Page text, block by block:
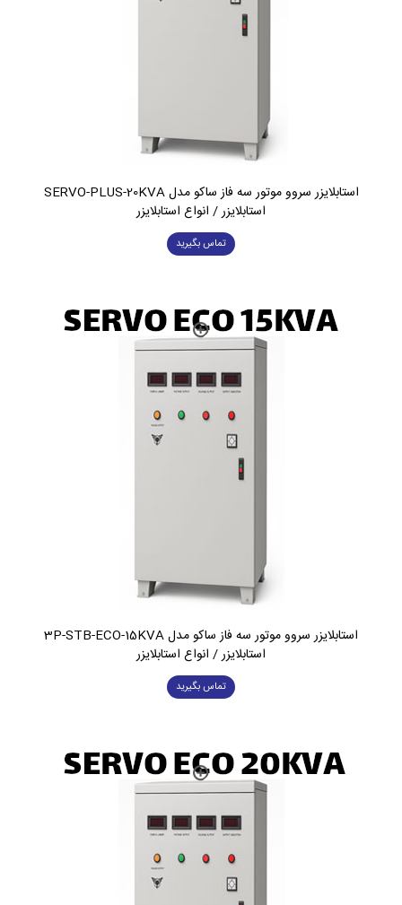
استابلایزر سروو موتور سه فاز ساکو مدل SERVO-PLUS-20KVA
استابلایزر / انواع استابلایزر
تماس بگیرید
استابلایزر سروو موتور سه فاز ساکو مدل 3P-STB-ECO-15KVA
استابلایزر / انواع استابلایزر
تماس بگیرید